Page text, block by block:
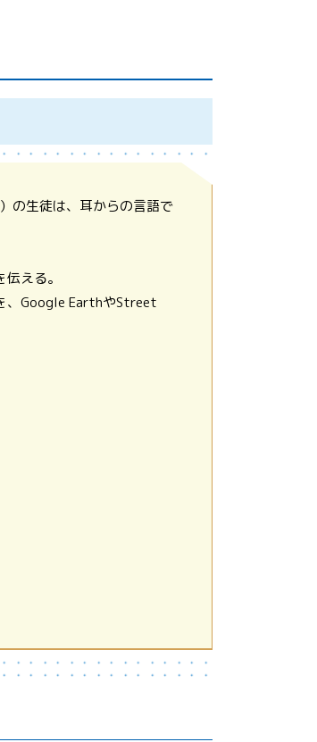
の生徒は、耳からの言語で
える。
、Google EarthやStreet